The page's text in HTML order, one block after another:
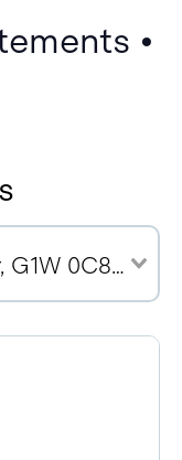
•
2905 Rue du Grand-Voyer, G1W 0C8 (3)